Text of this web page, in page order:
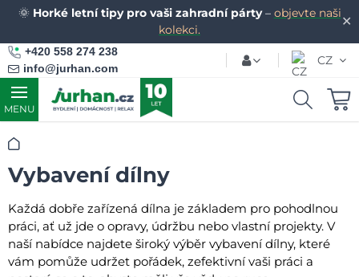
✕
🌞 Horké letní tipy pro vaši zahradní párty– objevte naši
kolekci.
+420 558 274 238
info@jurhan.com
CZ
MENU
Úvod
Vybavení dílny
Každá dobře zařízená dílna je základem pro pohodlnou
práci, ať už jde o opravy, údržbu nebo vlastní projekty. V
naší nabídce najdete široký výběr vybavení dílny, které
vám pomůže udržet pořádek, zefektivní vaši práci a